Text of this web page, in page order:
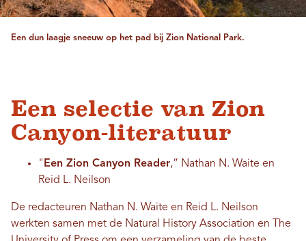
Een dun laagje sneeuw op het pad bij Zion National Park.
Een selectie van Zion
Canyon-literatuur
"Een Zion Canyon Reader,” Nathan N. Waite en
Reid L. Neilson
De redacteuren Nathan N. Waite en Reid L. Neilson
werkten samen met de Natural History Association en The